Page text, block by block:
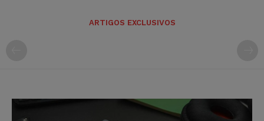
ARTIGOS EXCLUSIVOS